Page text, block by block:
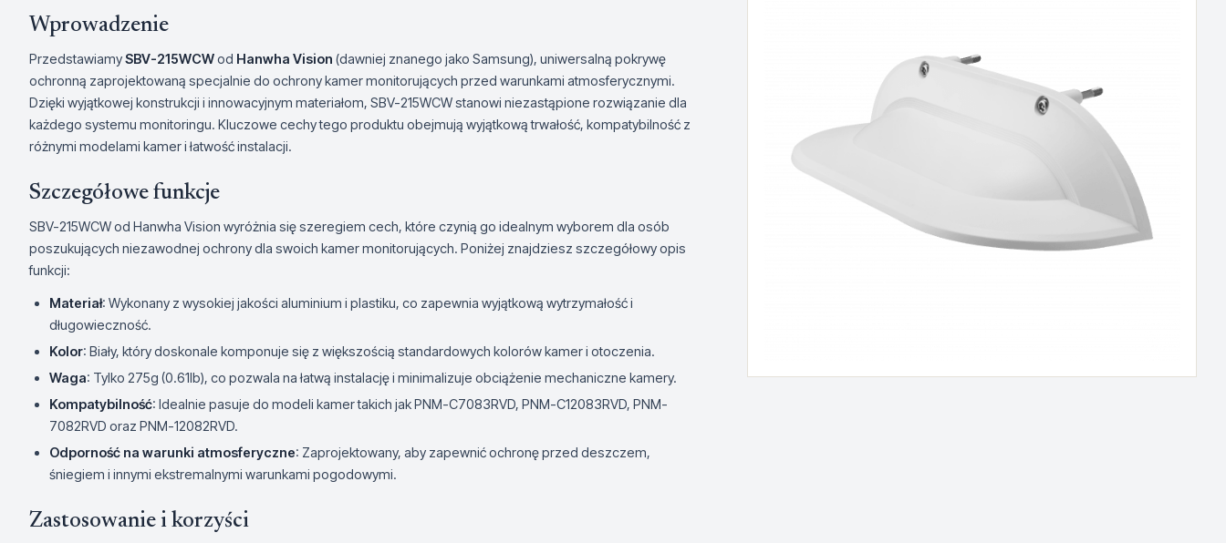
Wprowadzenie
PrzedstawiamySBV-215WCWod Hanwha Vision (dawniej znanego jako Samsung), uniwersalną pokrywę
ochronną zaprojektowaną specjalnie do ochrony kamer monitorujących przed warunkami atmosferycznymi.
Dzięki wyjątkowej konstrukcji i innowacyjnym materiałom, SBV-215WCW stanowi niezastąpione rozwiązanie dla
każdego systemu monitoringu. Kluczowe cechy tego produktu obejmują wyjątkową trwałość, kompatybilność z
różnymi modelami kamer i łatwość instalacji.
Szczegółowe funkcje
SBV-215WCW od Hanwha Vision wyróżnia się szeregiem cech, które czynią go idealnym wyborem dla osób
poszukujących niezawodnej ochrony dla swoich kamer monitorujących. Poniżej znajdziesz szczegółowy opis
funkcji:
Materiał: Wykonany z wysokiej jakości aluminium i plastiku, co zapewnia wyjątkową wytrzymałość i
długowieczność.
Kolor: Biały, który doskonale komponuje się z większością standardowych kolorów kamer i otoczenia.
Waga: Tylko 275g (0.61lb), co pozwala na łatwą instalację i minimalizuje obciążenie mechaniczne kamery.
Kompatybilność: Idealnie pasuje do modeli kamer takich jak PNM-C7083RVD, PNM-C12083RVD, PNM-
7082RVD oraz PNM-12082RVD.
Odporność na warunki atmosferyczne: Zaprojektowany, aby zapewnić ochronę przed deszczem,
śniegiem i innymi ekstremalnymi warunkami pogodowymi.
Zastosowanie i korzyści